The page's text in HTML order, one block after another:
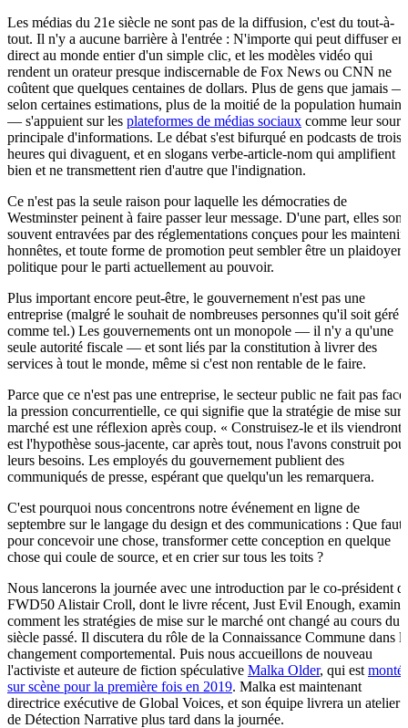
Les médias du 21e siècle ne sont pas de la diffusion, c'est du tout-à-
tout. Il n'y a aucune barrière à l'entrée : N'importe qui peut diffuser en
direct au monde entier d'un simple clic, et les modèles vidéo qui
rendent un orateur presque indiscernable de Fox News ou CNN ne
coûtent que quelques centaines de dollars. Plus de gens que jamais —
selon certaines estimations, plus de la moitié de la population humaine
— s'appuient sur les plateformes de médias sociaux comme leur
principale d'informations. Le débat s'est bifurqué en podcasts de trois
heures qui divaguent, et en slogans verbe-article-nom qui amplifient
bien et ne transmettent rien d'autre que l'indignation.
Ce n'est pas la seule raison pour laquelle les démocraties de
Westminster peinent à faire passer leur message. D'une part, elles sont
souvent entravées par des réglementations conçues pour les maintenir
honnêtes, et toute forme de promotion peut sembler être un plaidoyer
politique pour le parti actuellement au pouvoir.
Plus important encore peut-être, le gouvernement n'est pas une
entreprise (malgré le souhait de nombreuses personnes qu'il soit géré
comme tel.) Les gouvernements ont un monopole — il n'y a qu'une
seule autorité fiscale — et sont liés par la constitution à livrer des
services à tout le monde, même si c'est non rentable de le faire.
Parce que ce n'est pas une entreprise, le secteur public ne fait pas face
la pression concurrentielle, ce qui signifie que la stratégie de mise sur
marché est une réflexion après coup. « Construisez-le et ils viendront
est l'hypothèse sous-jacente, car après tout, nous l'avons construit
leurs besoins. Les employés du gouvernement publient des
communiqués de presse, espérant que quelqu'un les remarquera.
C'est pourquoi nous concentrons notre événement en ligne de
septembre sur le langage du design et des communications : Que
pour concevoir une chose, transformer cette conception en quelque
chose qui coule de source, et en crier sur tous les toits ?
Nous lancerons la journée avec une introduction par le co-président
FWD50 Alistair Croll, dont le livre récent, Just Evil Enough, examine
comment les stratégies de mise sur le marché ont changé au cours du
siècle passé. Il discutera du rôle de la Connaissance Commune dans le
changement comportemental. Puis nous accueillons de nouveau
l'activiste et auteure de fiction spéculative Malka Older, qui est
sur scène pour la première fois en 2019. Malka est maintenant
directrice exécutive de Global Voices, et son équipe livrera un atelier
de Détection Narrative plus tard dans la journée.